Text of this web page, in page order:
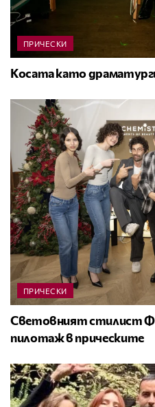
ПРИЧЕСКИ
Косата като
ПРИЧЕСКИ
Световният стилист
пилотаж в прическите